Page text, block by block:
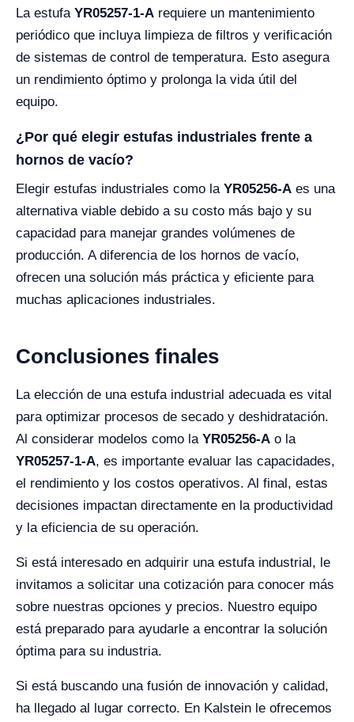
La estufa YR05257-1-A requiere un mantenimiento
periódico que incluya limpieza de filtros y verificación
de sistemas de control de temperatura. Esto asegura
un rendimiento óptimo y prolonga la vida útil del
equipo.
¿Por qué elegir estufas industriales frente a
hornos de vacío?
Elegir estufas industriales como la YR05256-A es una
alternativa viable debido a su costo más bajo y su
capacidad para manejar grandes volúmenes de
producción. A diferencia de los hornos de vacío,
ofrecen una solución más práctica y eficiente para
muchas aplicaciones industriales.
Conclusiones finales
La elección de una estufa industrial adecuada es vital
para optimizar procesos de secado y deshidratación.
Al considerar modelos como la YR05256-A o la
YR05257-1-A, es importante evaluar las capacidades,
el rendimiento y los costos operativos. Al final, estas
decisiones impactan directamente en la productividad
y la eficiencia de su operación.
Si está interesado en adquirir una estufa industrial, le
invitamos a solicitar una cotización para conocer más
sobre nuestras opciones y precios. Nuestro equipo
está preparado para ayudarle a encontrar la solución
óptima para su industria.
Si está buscando una fusión de innovación y calidad,
ha llegado al lugar correcto. En Kalstein le ofrecemos